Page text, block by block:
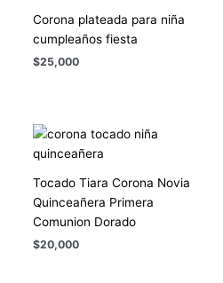
Corona plateada para niña
cumpleaños fiesta
$25,000
Tocado Tiara Corona Novia
Quinceañera Primera
Comunion Dorado
$20,000